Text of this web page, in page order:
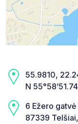
55.9810,
N
6 Ežero gatvė
87339 Telšiai,